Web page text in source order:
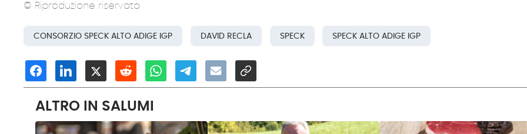
© Riproduzione riservata
CONSORZIO SPECK ALTO ADIGE IGP DAVID RECLA SPECK SPECK ALTO ADIGE IGP
ALTRO IN SALUMI